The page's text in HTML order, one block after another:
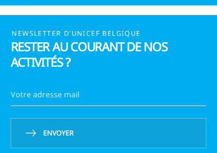
NEWSLETTER D'UNICEF BELGIQUE
RESTER AU COURANT DE NOS
ACTIVITÉS ?
ENVOYER